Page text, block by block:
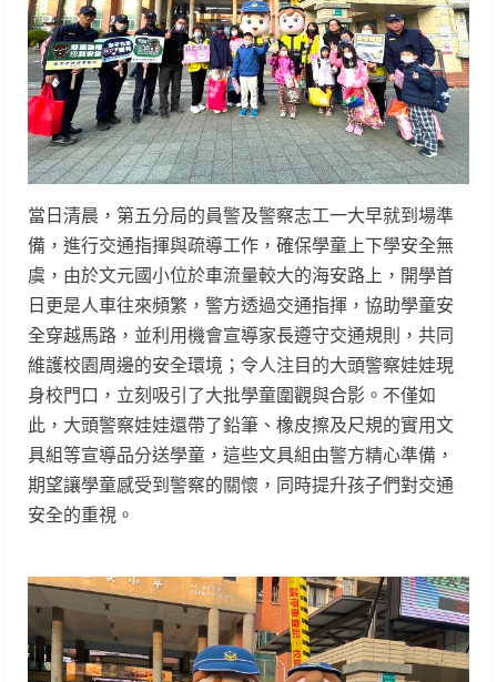
當日清晨，第五分局的員警及警察志工一大早就到場準
備，進行交通指揮與疏導工作，確保學童上下學安全無
虞，由於文元國小位於車流量較大的海安路上，開學首
日更是人車往來頻繁，警方透過交通指揮，協助學童安
全穿越馬路，並利用機會宣導家長遵守交通規則，共同
維護校園周邊的安全環境；令人注目的大頭警察娃娃現
身校門口，立刻吸引了大批學童圍觀與合影。不僅如
此，大頭警察娃娃還帶了鉛筆、橡皮擦及尺規的實用文
具組等宣導品分送學童，這些文具組由警方精心準備，
期望讓學童感受到警察的關懷，同時提升孩子們對交通
安全的重視。